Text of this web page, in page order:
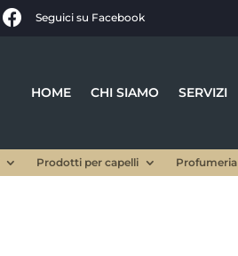
 Seguici su Facebook
HOME CHI SIAMO SERVIZI
Prodotti per capelli Profumeria